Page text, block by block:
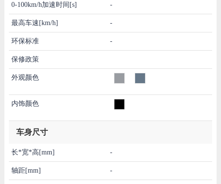
0-100km/h加速时间[s] -
最高车速[km/h] -
环保标准 -
保修政策
外观颜色
内饰颜色
车身尺寸
长*宽*高[mm] -
轴距[mm] -